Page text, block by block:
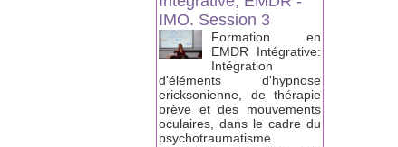
IMO. Session 3
Formation en
EMDR Intégrative:
Intégration
d'éléments d'hypnose
ericksonienne, de thérapie
brève et des mouvements
oculaires, dans le cadre du
psychotraumatisme.